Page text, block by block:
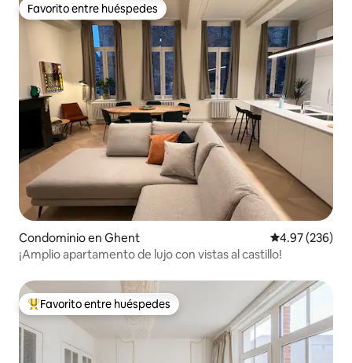
Favorito entre huéspedes
Favorito entre huéspedes
Condominio en Ghent Calificación
4.97 (236)
¡Amplio apartamento de lujo con vistas al castillo!
De los mejores en Favorito entre huéspedes
Favorito entre huéspedes